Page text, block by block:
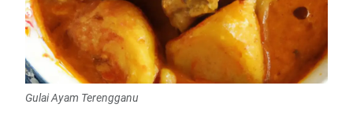
Gulai Ayam Terengganu